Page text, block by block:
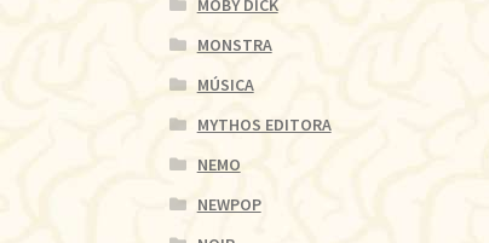
MOBY DICK
MONSTRA
MÚSICA
MYTHOS EDITORA
NEMO
NEWPOP